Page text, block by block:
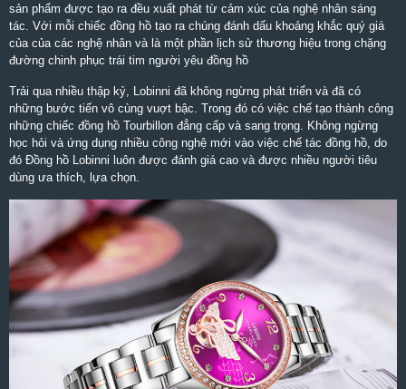
sản phẩm được tạo ra đều xuất phát từ cảm xúc của nghệ nhân sáng
tác. Với mỗi chiếc đồng hồ tạo ra chúng đánh dấu khoảng khắc quý giá
của của các nghệ nhân và là một phần lịch sử thương hiệu trong chặng
đường chinh phục trái tim người yêu đồng hồ
Trải qua nhiều thập kỷ, Lobinni đã không ngừng phát triển và đã có
những bước tiến vô cùng vuợt bậc. Trong đó có việc chế tạo thành công
những chiếc đồng hồ Tourbillon đẳng cấp và sang trọng. Không ngừng
học hỏi và ứng dụng nhiều công nghệ mới vào việc chế tác đồng hồ, do
đó Đồng hồ Lobinni luôn được đánh giá cao và được nhiều người tiêu
dùng ưa thích, lựa chọn.